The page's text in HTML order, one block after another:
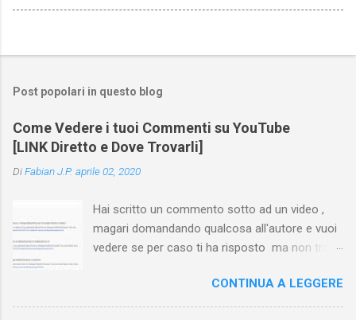
Post popolari in questo blog
Come Vedere i tuoi Commenti su YouTube
[LINK Diretto e Dove Trovarli]
DiFabian J.P. aprile 02, 2020
Hai scritto un commento sotto ad un video ,
magari domandando qualcosa all'autore e vuoi
vedere se per caso ti ha risposto ma non trovi
nessuna voce del tipo " cronologia commenti
YouTube " o cose simili? Vuoi sapere come
CONTINUA A LEGGERE